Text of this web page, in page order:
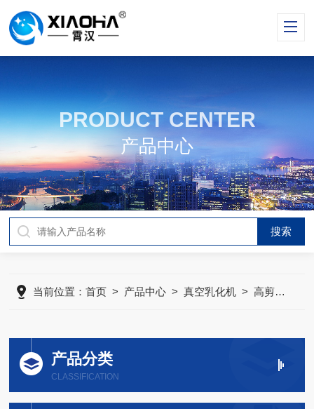
PRODUCT CENTER
产品中心
当前位置：首页 > 产品中心 >真空乳化机 >高剪切乳化罐
产品分类
CLASSIFICATION